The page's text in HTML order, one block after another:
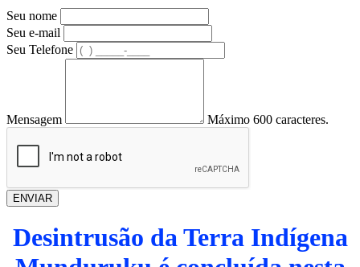
Seu nome
Seu e-mail
Seu Telefone
Mensagem Máximo 600 caracteres.
ENVIAR
Desintrusão da Terra Indígena